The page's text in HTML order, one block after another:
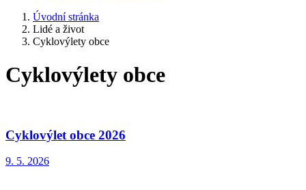
Úvodní stránka
Lidé a život
Cyklovýlety obce
Cyklovýlety obce
Cyklovýlet obce 2026
9. 5. 2026